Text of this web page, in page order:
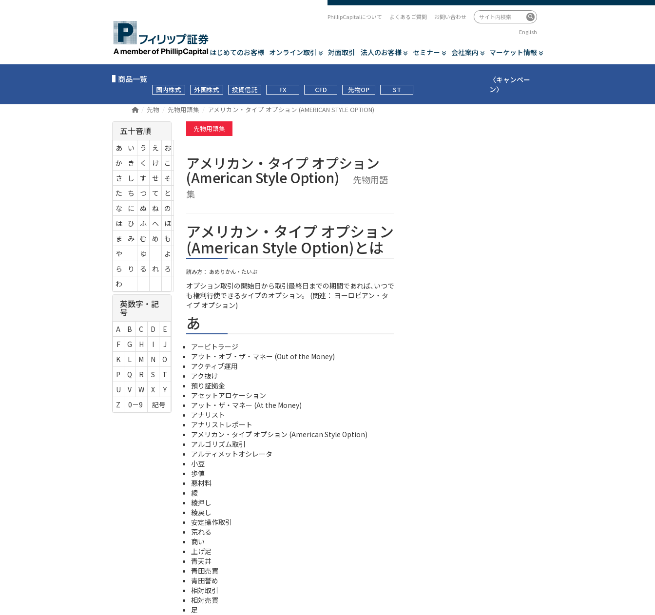
はじめてのお客様 オンライン取引 対面取引 法人のお客様 セミナー 会社案内 マーケット情報
PhillipCapitalについて よくあるご質問
お問い合わせ
English
商品一覧
国内株式 外国株式 投資信託 FX CFD 先物OP ST
〈キャンペー
ン〉
先物 先物用語集 アメリカン・タイプ オプション (AMERICAN STYLE OPTION)
先物用語集
アメリカン・タイプ オプション
(American Style Option)
先物用語
集
アメリカン・タイプ オプション
(American Style Option)とは
読み方： あめりかん・たいぷ
オプション取引の開始日から取引最終日までの期間であれば､いつで
も権利行使できるタイプのオプション。 (関連： ヨーロピアン・タ
イプ オプション)
あ
アービトラージ
アウト・オブ・ザ・マネー (Out of the Money)
アクティブ運用
アク抜け
預り証拠金
アセットアロケーション
アット・ザ・マネー (At the Money)
アナリスト
アナリストレポート
アメリカン・タイプ オプション (American Style Option)
アルゴリズム取引
アルティメットオシレータ
小豆
歩値
悪材料
綾
綾押し
綾戻し
安定操作取引
荒れる
商い
上げ足
青天井
青田売買
青田誉め
相対取引
相対売買
足
五十音順
あ い う え
お
か
き く け
こ
さ
し す せ
そ
た
ち つ て
と
な
に ぬ ね
の
は
ひ ふ へ
ほ
ま
み む め
も
や
ゆ
よ
ら
り る れ
ろ
わ
英数字・記
号
A B C D
E
F
G H I
J
K
L M N
O
P
Q R S
T
U
V W X
Y
Z
0－9 記号